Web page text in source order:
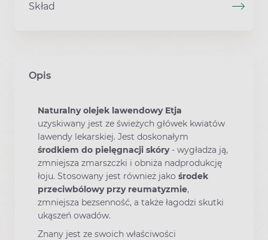
Skład
Opis
Naturalny olejek lawendowy Etja
uzyskiwany jest ze świeżych główek kwiatów
lawendy lekarskiej. Jest doskonałym
środkiem do pielęgnacji skóry- wygładza ją,
zmniejsza zmarszczki i obniża nadprodukcję
łoju. Stosowany jest również jako środek
przeciwbólowy przy reumatyzmie,
zmniejsza bezsenność, a także łagodzi skutki
ukąszeń owadów.
Znany jest ze swoich właściwości